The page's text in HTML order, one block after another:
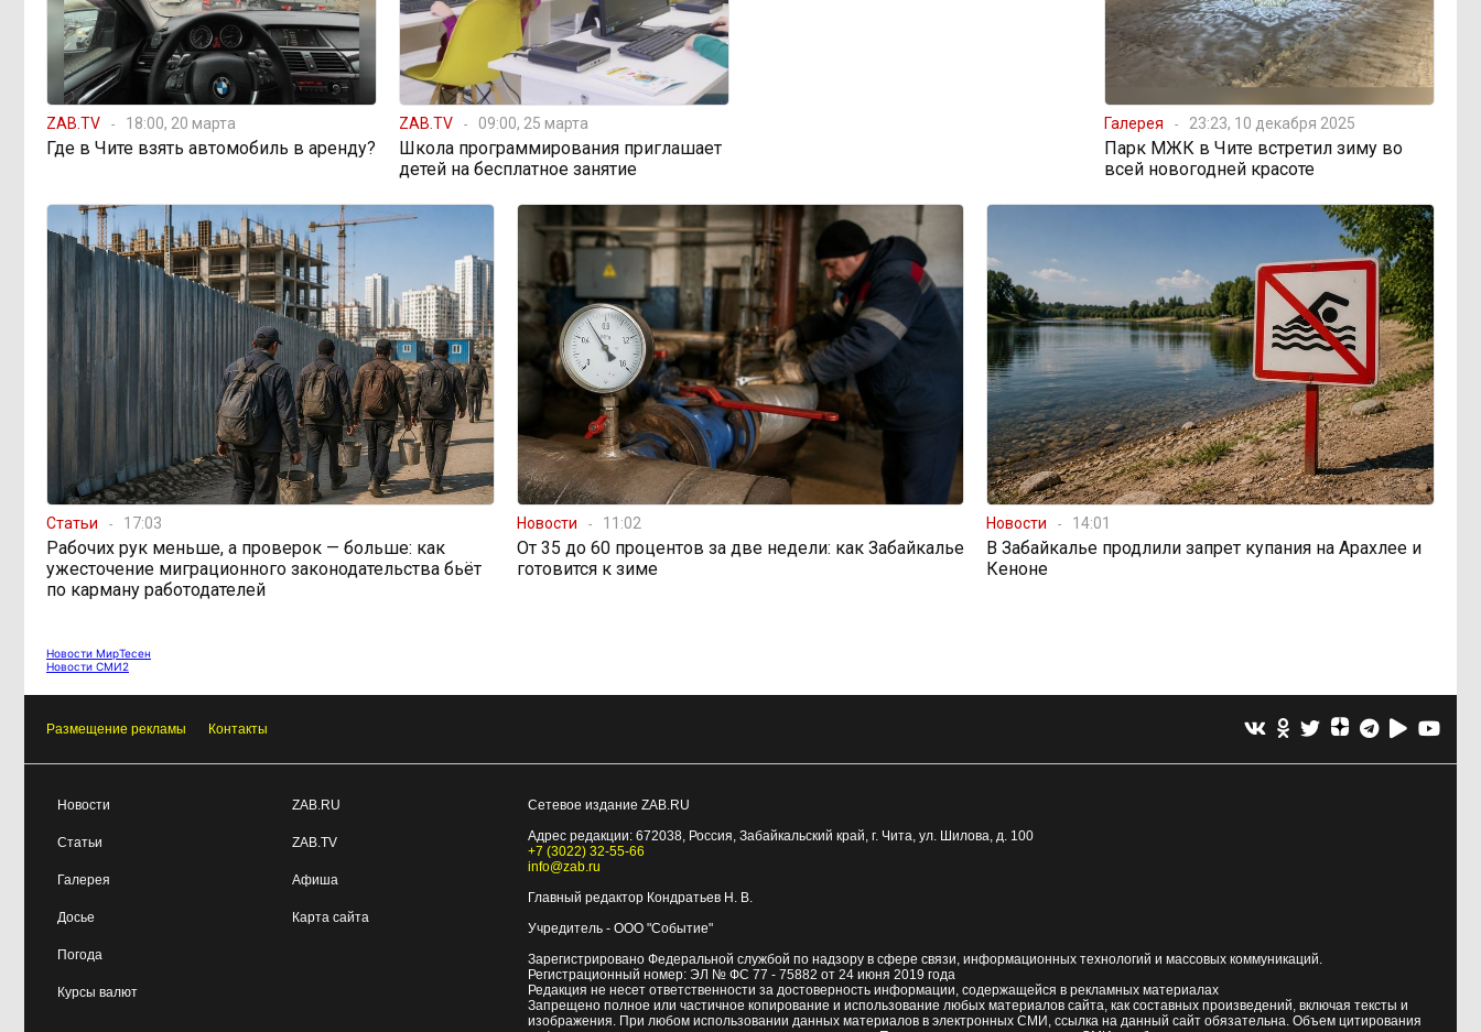
ZAB.TV 18:00, 20 марта
Где в Чите взять автомобиль в аренду?
ZAB.TV 09:00, 25 марта
Школа программирования приглашает
детей на бесплатное занятие
Галерея 23:23, 10 декабря 2025
Парк МЖК в Чите встретил зиму во
всей новогодней красоте
Статьи 17:03
Рабочих рук меньше, а проверок — больше: как
ужесточение миграционного законодательства бьёт
по карману работодателей
Новости 11:02
От 35 до 60 процентов за две недели: как Забайкалье
готовится к зиме
Новости 14:01
В Забайкалье продлили запрет купания на Арахлее и
Кеноне
Новости МирТесен
Новости СМИ2
Размещение рекламы Контакты
Новости
Статьи
Галерея
Досье
Погода
Курсы валют
ZAB.RU
ZAB.TV
Афиша
Карта сайта
Сетевое издание ZAB.RU
Адрес редакции: 672038, Россия, Забайкальский край, г. Чита, ул. Шилова, д. 100
+7 (3022) 32-55-66
info@zab.ru
Главный редактор Кондратьев Н. В.
Учредитель - ООО "Событие"
Зарегистрировано Федеральной службой по надзору в сфере связи, информационных технологий и массовых коммуникаций.
Регистрационный номер: ЭЛ № ФС 77 - 75882 от 24 июня 2019 года
Редакция не несет ответственности за достоверность информации, содержащейся в рекламных материалах
Запрещено полное или частичное копирование и использование любых материалов сайта, как составных произведений, включая тексты и
изображения. При любом использовании данных материалов в электронных СМИ, ссылка на данный сайт обязательна. Объем цитирования